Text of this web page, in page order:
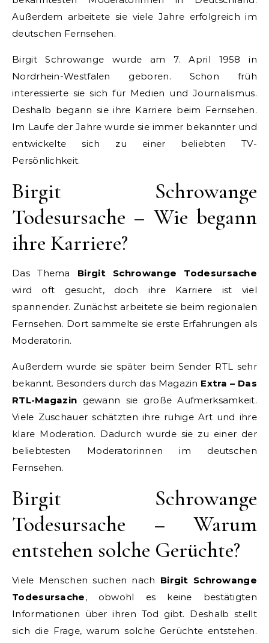
Außerdem arbeitete sie viele Jahre erfolgreich im
deutschen Fernsehen.
Birgit Schrowange wurde am 7. April 1958 in
Nordrhein-Westfalen geboren. Schon früh
interessierte sie sich für Medien und Journalismus.
Deshalb begann sie ihre Karriere beim Fernsehen.
Im Laufe der Jahre wurde sie immer bekannter und
entwickelte sich zu einer beliebten TV-
Persönlichkeit.
Birgit Schrowange
Todesursache – Wie begann
ihre Karriere?
Das Thema Birgit Schrowange Todesursache
wird oft gesucht, doch ihre Karriere ist viel
spannender. Zunächst arbeitete sie beim regionalen
Fernsehen. Dort sammelte sie erste Erfahrungen als
Moderatorin.
Außerdem wurde sie später beim Sender RTL sehr
bekannt. Besonders durch das Magazin Extra – Das
RTL-Magazin gewann sie große Aufmerksamkeit.
Viele Zuschauer schätzten ihre ruhige Art und ihre
klare Moderation. Dadurch wurde sie zu einer der
beliebtesten Moderatorinnen im deutschen
Fernsehen.
Birgit Schrowange
Todesursache – Warum
entstehen solche Gerüchte?
Viele Menschen suchen nach Birgit Schrowange
Todesursache, obwohl es keine bestätigten
Informationen über ihren Tod gibt. Deshalb stellt
sich die Frage, warum solche Gerüchte entstehen.